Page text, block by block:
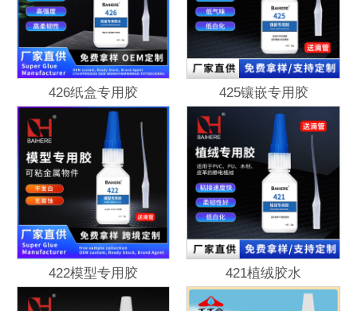
426纸盒专用胶 425镶嵌专用胶
422模型专用胶 421植绒胶水